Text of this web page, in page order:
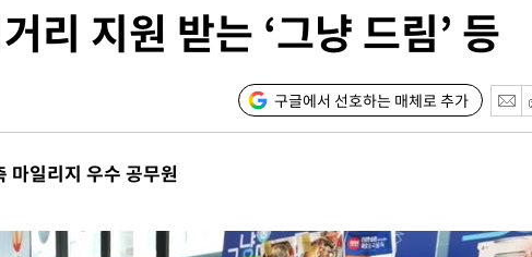
리 지원 받는 ‘그냥 드림’ 등
구글에서 선호하는 매체로 추가
마일리지 우수 공무원